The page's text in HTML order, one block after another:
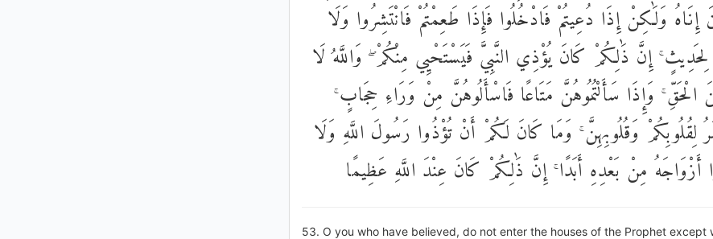
إِنَاهُ وَلَٰكِنْ إِذَا دُعِيتُمْ فَادْخُلُوا فَإِذَا طَعِمْتُمْ فَانْتَشِرُوا وَلَا
إِنَّ ذَٰلِكُمْ كَانَ يُؤْذِي النَّبِيَّ فَيَسْتَحْيِي مِنْكُمْ ۖ وَاللَّهُ لَا
الْحَقِّ ۚ وَإِذَا سَأَلْتُمُوهُنَّ مَتَاعًا فَاسْأَلُوهُنَّ مِنْ وَرَاءِ حِجَابٍ
لِقُلُوبِكُمْ وَقُلُوبِهِنَّ ۚ وَمَا كَانَ لَكُمْ أَنْ تُؤْذُوا رَسُولَ اللَّهِ وَلَا
أَزْوَاجَهُ مِنْ بَعْدِهِ أَبَدًا ۚ إِنَّ ذَٰلِكُمْ كَانَ عِنْدَ اللَّهِ عَظِيمًا
53. O you who have believed, do not enter the houses of the Prophet except